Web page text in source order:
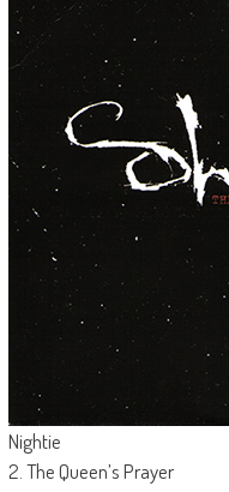
Nightie
2. The Queen’s Prayer